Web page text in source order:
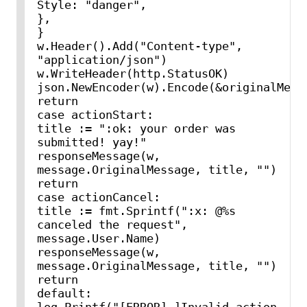
Style: "danger",
},
}
w.Header().Add("Content-type",
"application/json")
w.WriteHeader(http.StatusOK)
return
case actionStart:
title := ":ok: your order was
submitted! yay!"
responseMessage(w,
message.OriginalMessage, title, "")
return
case actionCancel:
title := fmt.Sprintf(":x: @%s
canceled the request",
message.User.Name)
responseMessage(w,
message.OriginalMessage, title, "")
return
default: